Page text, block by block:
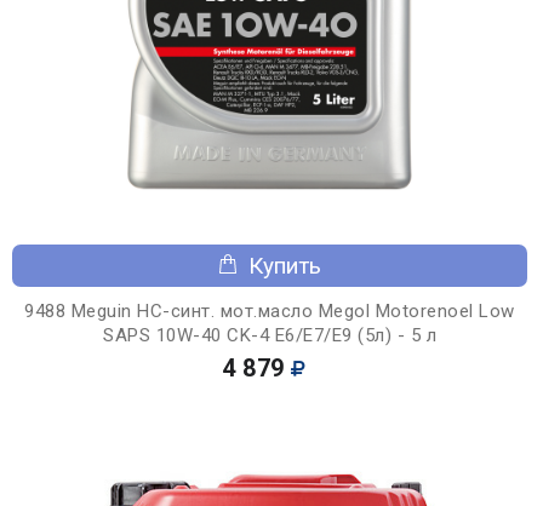
Купить
9488 Meguin НС-синт. мот.масло Megol Motorenoel Low
SAPS 10W-40 CK-4 E6/E7/E9 (5л) - 5 л
4 879